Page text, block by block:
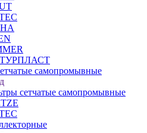
самопромывные
сетчатые самопромывные